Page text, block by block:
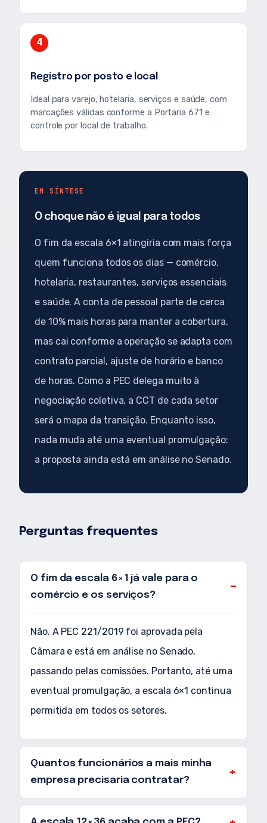
4
Registro por posto e local
Ideal para varejo, hotelaria, serviços e saúde, com
marcações válidas conforme a Portaria 671 e
controle por local de trabalho.
EM SÍNTESE
O choque não é igual para todos
O fim da escala 6×1 atingiria com mais força
quem funciona todos os dias — comércio,
hotelaria, restaurantes, serviços essenciais
e saúde. A conta de pessoal parte de cerca
de 10% mais horas para manter a cobertura,
mas cai conforme a operação se adapta com
contrato parcial, ajuste de horário e banco
de horas. Como a PEC delega muito à
negociação coletiva, a CCT de cada setor
será o mapa da transição. Enquanto isso,
nada muda até uma eventual promulgação:
a proposta ainda está em análise no Senado.
Perguntas frequentes
O fim da escala 6×1 já vale para o
comércio e os serviços?
Não. A PEC 221/2019 foi aprovada pela
Câmara e está em análise no Senado,
passando pelas comissões. Portanto, até uma
eventual promulgação, a escala 6×1 continua
permitida em todos os setores.
Quantos funcionários a mais minha
empresa precisaria contratar?